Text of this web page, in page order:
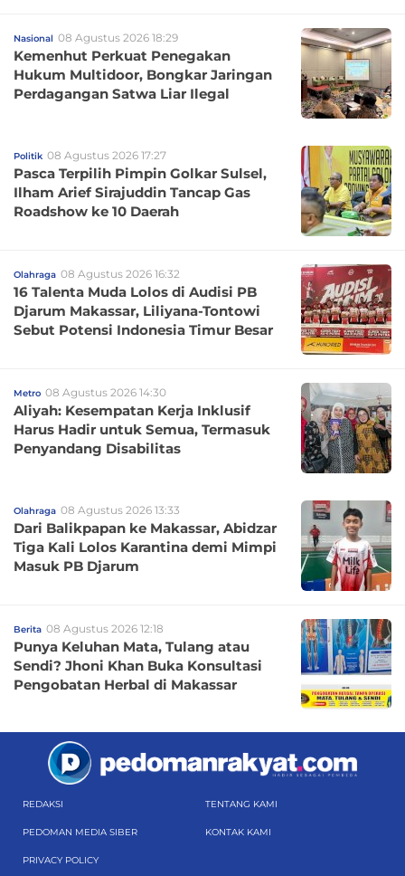
Nasional 08 Agustus 2026 18:29
Kemenhut Perkuat Penegakan
Hukum Multidoor, Bongkar Jaringan
Perdagangan Satwa Liar Ilegal
Politik 08 Agustus 2026 17:27
Pasca Terpilih Pimpin Golkar Sulsel,
Ilham Arief Sirajuddin Tancap Gas
Roadshow ke 10 Daerah
Olahraga 08 Agustus 2026 16:32
16 Talenta Muda Lolos di Audisi PB
Djarum Makassar, Liliyana-Tontowi
Sebut Potensi Indonesia Timur Besar
Metro 08 Agustus 2026 14:30
Aliyah: Kesempatan Kerja Inklusif
Harus Hadir untuk Semua, Termasuk
Penyandang Disabilitas
Olahraga 08 Agustus 2026 13:33
Dari Balikpapan ke Makassar, Abidzar
Tiga Kali Lolos Karantina demi Mimpi
Masuk PB Djarum
Berita 08 Agustus 2026 12:18
Punya Keluhan Mata, Tulang atau
Sendi? Jhoni Khan Buka Konsultasi
Pengobatan Herbal di Makassar
REDAKSI TENTANG KAMI
PEDOMAN MEDIA SIBER KONTAK KAMI
PRIVACY POLICY